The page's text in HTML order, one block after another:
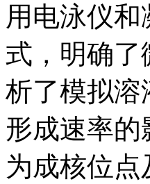
用电泳仪
式，明确
析了模拟溶
形成速率
为成核位